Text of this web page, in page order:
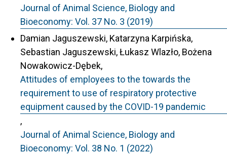
Journal of Animal Science, Biology and
Bioeconomy: Vol. 37 No. 3 (2019)
Damian Jaguszewski, Katarzyna Karpińska,
Sebastian Jaguszewski, Łukasz Wlazło, Bożena
Nowakowicz-Dębek,
Attitudes of employees to the towards the
requirement to use of respiratory protective
equipment caused by the COVID-19 pandemic
,
Journal of Animal Science, Biology and
Bioeconomy: Vol. 38 No. 1 (2022)